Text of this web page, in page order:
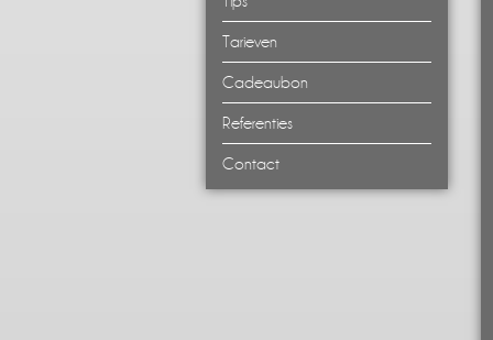
- Ontspanningsmassage
- Zwangerschapsmassage
- Chocolade arrangement
Tarieven
Cadeaubon
Referenties
Contact